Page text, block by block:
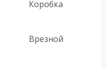
Коробка
Врезной